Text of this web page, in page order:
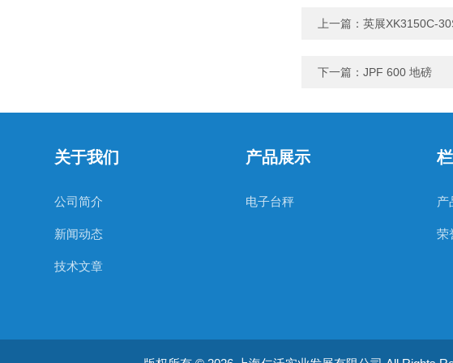
上一篇： 英展XK3150C-
下一篇： JPF 600 地磅
关于我们
公司简介
新闻动态
技术文章
产品展示
电子台秤 产
荣